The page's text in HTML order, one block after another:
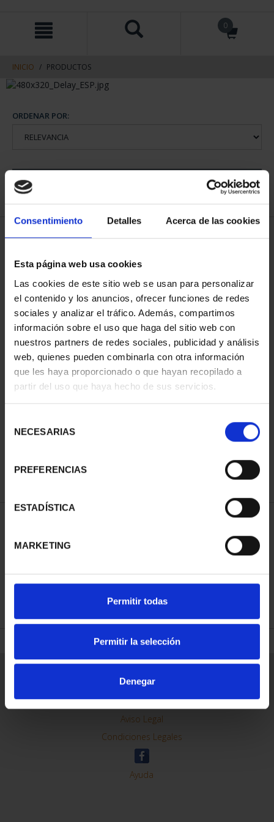
Consentimiento Detalles Acerca de las cookies
Esta página web usa cookies
Las cookies de este sitio web se usan para personalizar
el contenido y los anuncios, ofrecer funciones de redes
sociales y analizar el tráfico. Además, compartimos
información sobre el uso que haga del sitio web con
nuestros partners de redes sociales, publicidad y análisis
web, quienes pueden combinarla con otra información
que les haya proporcionado o que hayan recopilado a
partir del uso que haya hecho de sus servicios.
NECESARIAS
PREFERENCIAS
ESTADÍSTICA
MARKETING
Permitir todas
Permitir la selección
Denegar
contenido
navegacin
0
INICIO PRODUCTOS
ORDENAR POR:
1 Productos encontrados
2.040,00 €
REFINAR
Contacto
Preguntas Frequentes (FAQs)
Aviso Legal
Condiciones Legales
Ayuda